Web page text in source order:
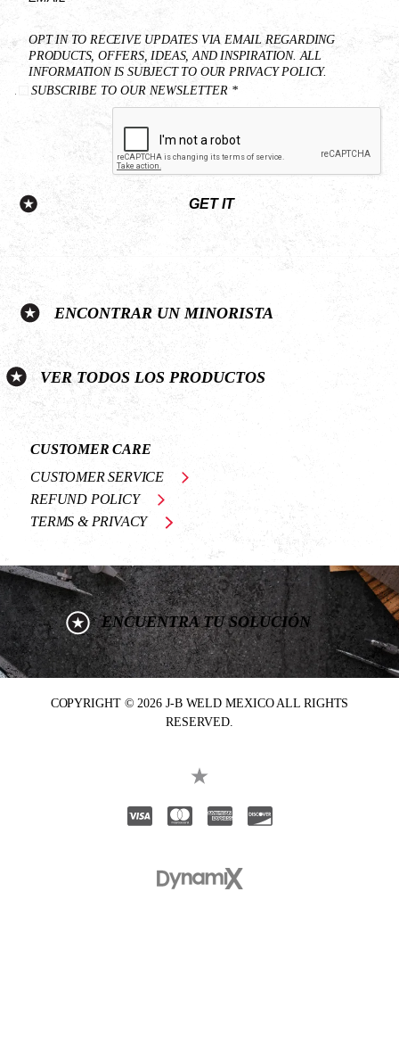
* OPT IN TO RECEIVE UPDATES VIA EMAIL REGARDING
PRODUCTS, OFFERS, IDEAS, AND INSPIRATION. ALL
INFORMATION IS SUBJECT TO OUR PRIVACY POLICY.
SUBSCRIBE TO OUR NEWSLETTER *
GET IT
ENCONTRAR UN MINORISTA
VER TODOS LOS PRODUCTOS
CUSTOMER CARE
CUSTOMER SERVICE
REFUND POLICY
TERMS & PRIVACY
ENCUENTRA TU SOLUCIÓN
COPYRIGHT © 2026 J-B WELD MEXICO ALL RIGHTS
RESERVED.
Visa MastercardAmerican Express